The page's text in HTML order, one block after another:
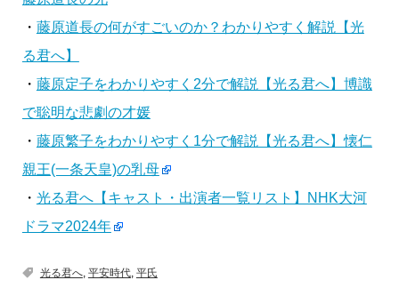
・ 藤原道長の何がすごいのか？わかりやすく解説【光
る君へ】
・ 藤原定子をわかりやすく2分で解説【光る君へ】博識
で聡明な悲劇の才媛
・ 藤原繁子をわかりやすく1分で解説【光る君へ】懐仁
親王(一条天皇)の乳母
・ 光る君へ【キャスト・出演者一覧リスト】NHK大河
ドラマ2024年
光る君へ, 平安時代, 平氏